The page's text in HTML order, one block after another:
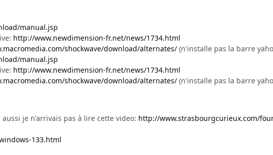
manual.jsp
http://www.newdimension-fr.net/news/1734.html
shockwave/download/alternates/ (n'installe pas la barre
manual.jsp
http://www.newdimension-fr.net/news/1734.html
shockwave/download/alternates/ (n'installe pas la barre
je n'arrivais pas à lire cette video: http://www.strasbourgcurieux.com/
133.html